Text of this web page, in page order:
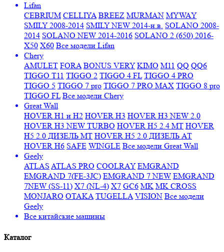
Lifan
CEBRIUM CELLIYA BREEZ MURMAN MYWAY
SMILY 2008-2014 SMILY NEW 2014-н.в. SOLANO 2008-
2014 SOLANO NEW 2014-2016 SOLANO 2 (650) 2016-
X50 X60 Все модели Lifan
Chery
AMULET FORA BONUS VERY KIMO M11 QQ QQ6
TIGGO T11 TIGGO 2 TIGGO 4 FL TIGGO 4 PRO
TIGGO 5 TIGGO 7 pro TIGGO 7 PRO MAX TIGGO 8 pro
TIGGO FL Все модели Chery
Great Wall
HOVER H1 и H2 HOVER H3 HOVER H3 NEW 2.0
HOVER H3 NEW TURBO HOVER H5 2.4 МТ HOVER
H5 2.0 ДИЗЕЛЬ МТ HOVER H5 2.0 ДИЗЕЛЬ АТ
HOVER H6 SAFE WINGLE Все модели Great Wall
Geely
ATLAS ATLAS PRO COOLRAY EMGRAND
EMGRAND 7(FE-3JC) EMGRAND 7 NEW EMGRAND
7NEW (SS-11) X7 (NL-4) X7 GC6 MK MK CROSS
MONJARO OTAKA TUGELLA VISION Все модели
Geely
Все китайские машины
Каталог